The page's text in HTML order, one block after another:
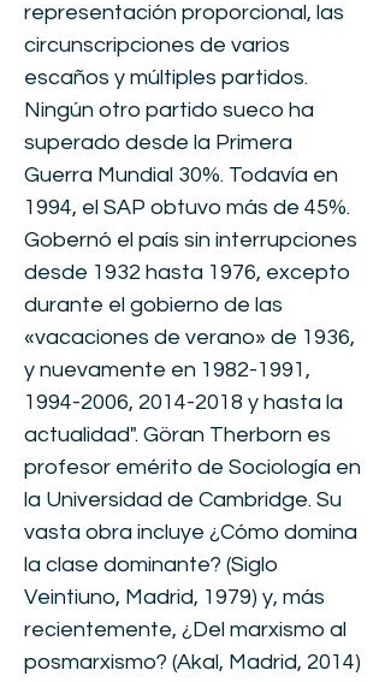
representación proporcional, las
circunscripciones de varios
escaños y múltiples partidos.
Ningún otro partido sueco ha
superado desde la Primera
Guerra Mundial 30%. Todavía en
1994, el SAP obtuvo más de 45%.
Gobernó el país sin interrupciones
desde 1932 hasta 1976, excepto
durante el gobierno de las
«vacaciones de verano» de 1936,
y nuevamente en 1982-1991 ,
1994-2006, 2014-2018 y hasta la
actualidad". Göran Therborn es
profesor emérito de Sociología en
la Universidad de Cambridge. Su
vasta obra incluye ¿Cómo domina
la clase dominante? (Siglo
Veintiuno, Madrid, 1979) y, más
recientemente, ¿Del marxismo al
posmarxismo? (Akal, Madrid, 2014)